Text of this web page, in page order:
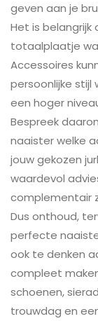
geven aan je
Het is
totaalplaatje
Accessoires
persoonlijke stijl
een hoger
Bespreek
naaister welke
jouw gekozen
waardevol
complementair
Dus onthoud,
perfecte
ook te denken
compleet
schoenen,
trouwdag en